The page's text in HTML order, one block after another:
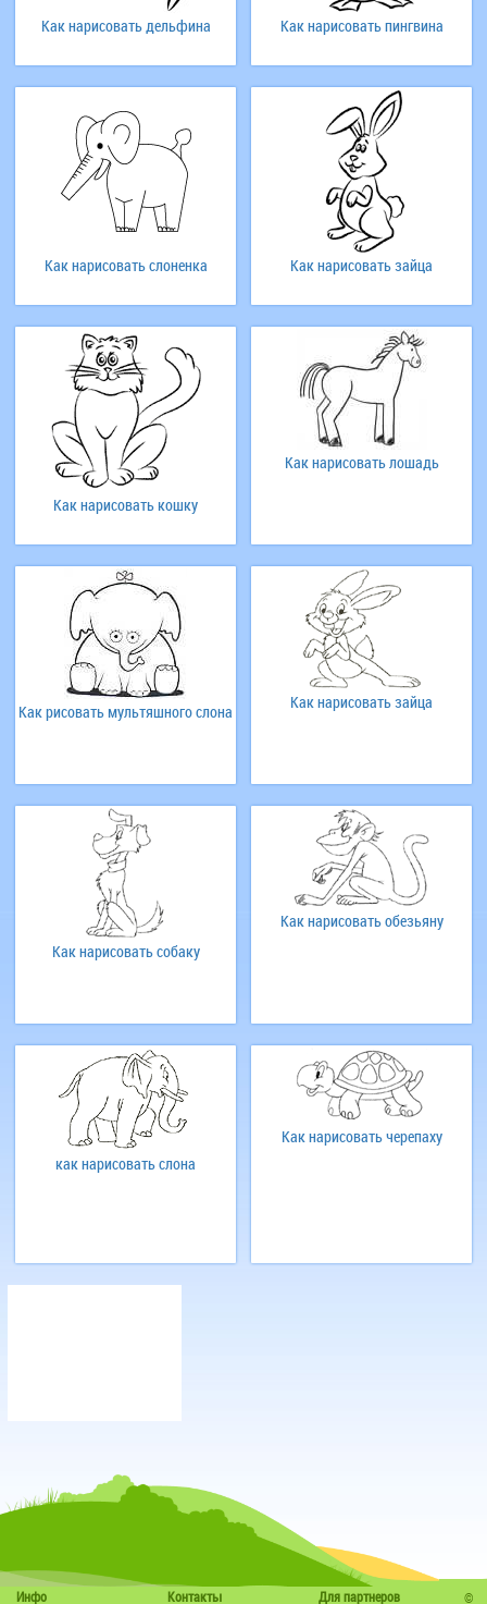
Как нарисовать дельфина Как нарисовать пингвина
Как нарисовать слоненка Как нарисовать зайца
Как нарисовать кошку
Как нарисовать лошадь
Как рисовать мультяшного слона Как нарисовать зайца
Как нарисовать собаку
Как нарисовать обезьяну
как нарисовать слона
Как нарисовать черепаху
Инфо Контакты Для партнеров ©